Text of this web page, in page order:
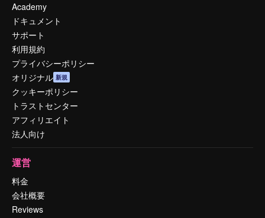
Academy
ドキュメント
サポート
利用規約
プライバシーポリシー
オリジナル 新規
クッキーポリシー
トラストセンター
アフィリエイト
法人向け
運営
料金
会社概要
Reviews